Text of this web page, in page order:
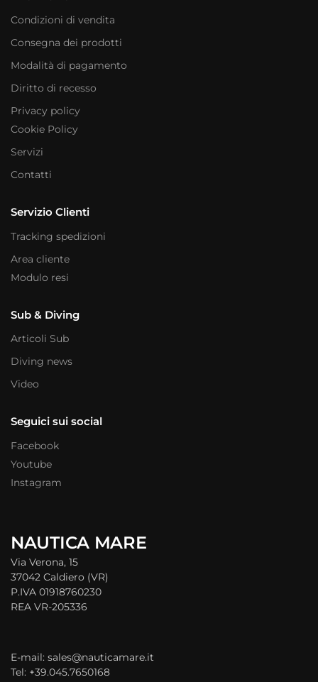
Condizioni di vendita
Consegna dei prodotti
Modalità di pagamento
Diritto di recesso
Privacy policy
Cookie Policy
Servizi
Contatti
Servizio Clienti
Tracking spedizioni
Area cliente
Modulo resi
Sub & Diving
Articoli Sub
Diving news
Video
Seguici sui social
Facebook
Youtube
Instagram
NAUTICA MARE
Via Verona, 15
37042 Caldiero (VR)
P.IVA 01918760230
REA VR-205336
E-mail: sales@nauticamare.it
Tel: +39.045.7650168